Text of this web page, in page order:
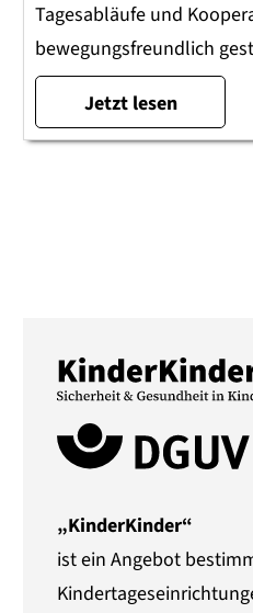
Tagesabläufe und
bewegungsfreundlich
Jetzt lesen
„KinderKinder“
ist ein Angebot